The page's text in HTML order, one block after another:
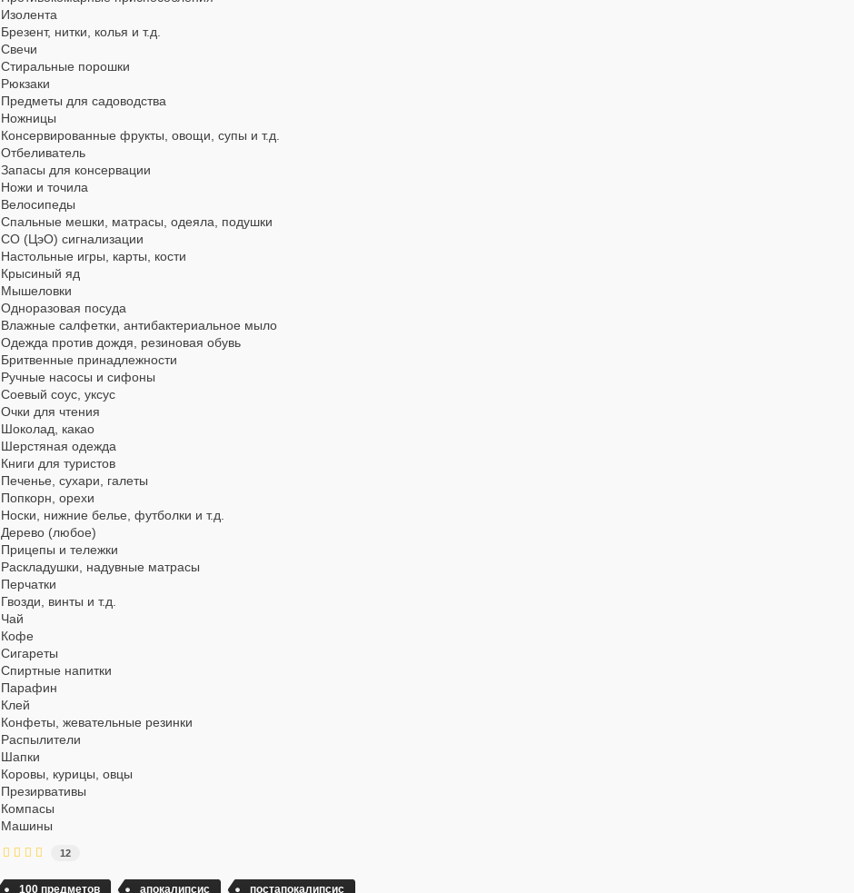
Изолента
Брезент, нитки, колья и т.д.
Свечи
Стиральные порошки
Рюкзаки
Предметы для садоводства
Ножницы
Консервированные фрукты, овощи, супы и т.д.
Отбеливатель
Запасы для консервации
Ножи и точила
Велосипеды
Спальные мешки, матрасы, одеяла, подушки
СО (ЦэО) сигнализации
Настольные игры, карты, кости
Крысиный яд
Мышеловки
Одноразовая посуда
Влажные салфетки, антибактериальное мыло
Одежда против дождя, резиновая обувь
Бритвенные принадлежности
Ручные насосы и сифоны
Соевый соус, уксус
Очки для чтения
Шоколад, какао
Шерстяная одежда
Книги для туристов
Печенье, сухари, галеты
Попкорн, орехи
Носки, нижние белье, футболки и т.д.
Дерево (любое)
Прицепы и тележки
Раскладушки, надувные матрасы
Перчатки
Гвозди, винты и т.д.
Чай
Кофе
Сигареты
Спиртные напитки
Парафин
Клей
Конфеты, жевательные резинки
Распылители
Шапки
Коровы, курицы, овцы
Презирвативы
Компасы
Машины
12
100 предметов апокалипсис постапокалипсис